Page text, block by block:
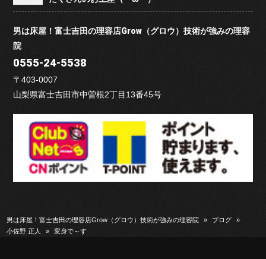
男は床屋！富士吉田の理容店Grow（グロウ）技術が強みの理容
院
0555-24-5538
〒403-0007
山梨県富士吉田市中曽根2丁目13番45号
男は床屋！富士吉田の理容店Grow（グロウ）技術が強みの理容院 » ブログ
»
小佐野 正人
» 変身で～す